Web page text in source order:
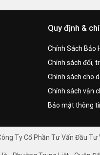
Quy định &
Chính Sách Bảo
Chính sách đổi,
Chính sách cho
Chính sách vận
Bảo mật thông
Ty Cổ Phần Tư Vấn Đầu Tư